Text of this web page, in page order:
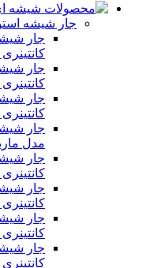
جار شیشه استوانه ای قطر
کانتینری 68
کانتینری 68
کانتینری 68
مدل
کانتینری 68
کانتینری 68
کانتینری 68
کانتینری 68